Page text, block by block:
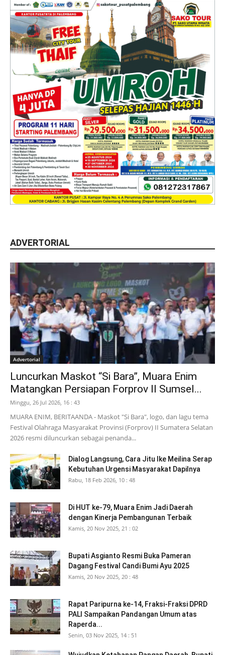
ADVERTORIAL
Advertorial
Luncurkan Maskot “Si Bara”, Muara Enim
Matangkan Persiapan Forprov II Sumsel...
Minggu, 26 Jul 2026, 16 : 43
MUARA ENIM, BERITAANDA - Maskot "Si Bara", logo, dan lagu tema
Festival Olahraga Masyarakat Provinsi (Forprov) II Sumatera Selatan
2026 resmi diluncurkan sebagai penanda...
Dialog Langsung, Cara Jitu Ike Meilina Serap
Kebutuhan Urgensi Masyarakat Dapilnya
Rabu, 18 Feb 2026, 10 : 48
Di HUT ke-79, Muara Enim Jadi Daerah
dengan Kinerja Pembangunan Terbaik
Kamis, 20 Nov 2025, 21 : 02
Bupati Asgianto Resmi Buka Pameran
Dagang Festival Candi Bumi Ayu 2025
Kamis, 20 Nov 2025, 20 : 48
Rapat Paripurna ke-14, Fraksi-Fraksi DPRD
PALI Sampaikan Pandangan Umum atas
Raperda...
Senin, 03 Nov 2025, 14 : 51